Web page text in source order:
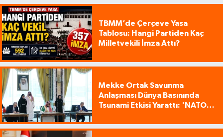
TBMM’de Çerçeve Yasa
Tablosu: Hangi Partiden Kaç
Milletvekili İmza Attı?
Mekke Ortak Savunma
Anlaşması Dünya Basınında
Tsunami Etkisi Yarattı: 'NATO